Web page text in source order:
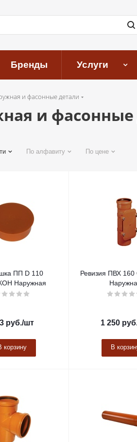
Бренды Услуги
и фасонные детали
и фасонные
По алфавиту По цене
ПП D 110
Наружная
руб./шт
корзину
Ревизия ПВХ
1 250
В